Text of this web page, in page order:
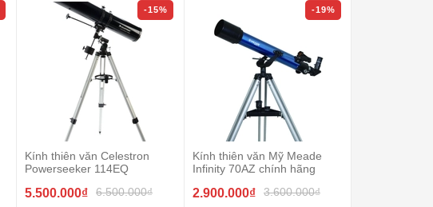
-15%
Kính thiên văn Celestron
Powerseeker 114EQ
5.500.000₫ 6.500.000₫
-19%
Kính thiên văn Mỹ Meade
Infinity 70AZ chính hãng
2.900.000₫ 3.600.000₫